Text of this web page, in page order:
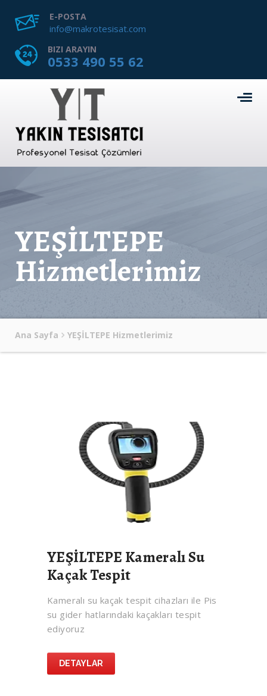
E-POSTA
info@makrotesisat.com
BIZI ARAYIN
0533 490 55 62
YEŞİLTEPE
Hizmetlerimiz
Ana Sayfa YEŞİLTEPE Hizmetlerimiz
YEŞİLTEPE Kameralı Su
Kaçak Tespit
Kameralı su kaçak tespit cihazları ile Pis
su gider hatlarındaki kaçakları tespit
ediyoruz
DETAYLAR